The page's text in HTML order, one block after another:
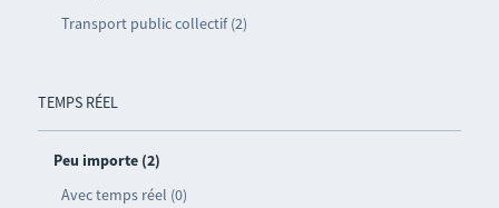
Transport public collectif (2)
TEMPS RÉEL
Peu importe (2)
Avec temps réel (0)